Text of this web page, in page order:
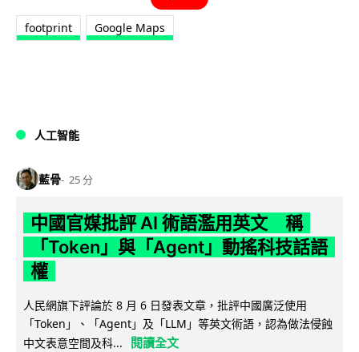
footprint Google Maps
人工智能
藍骨 25 分
中國官媒批評 AI 術語濫用英文 稱
「Token」與「Agent」動搖科技話語
權
人民網旗下評論於 8 月 6 日發表文章，批評中國廣泛使用
「Token」、「Agent」及「LLM」等英文術語，認為做法侵蝕
中文表意空間及科...
閱讀全文